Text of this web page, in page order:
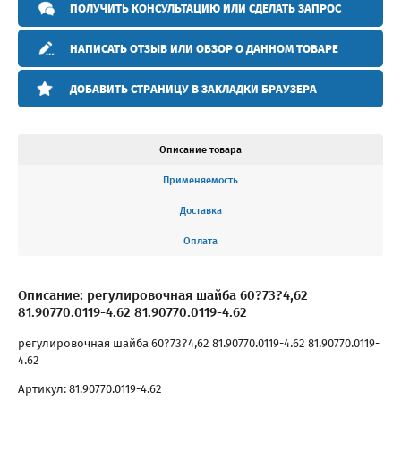
ПОЛУЧИТЬ КОНСУЛЬТАЦИЮ ИЛИ СДЕЛАТЬ ЗАПРОС
НАПИСАТЬ ОТЗЫВ ИЛИ ОБЗОР О ДАННОМ ТОВАРЕ
ДОБАВИТЬ СТРАНИЦУ В ЗАКЛАДКИ БРАУЗЕРА
Описание товара
Применяемость
Доставка
Оплата
Описание: регулировочная шайба 60?73?4,62
81.90770.0119-4.62 81.90770.0119-4.62
регулировочная шайба 60?73?4,62 81.90770.0119-4.62 81.90770.0119-
4.62
Артикул: 81.90770.0119-4.62